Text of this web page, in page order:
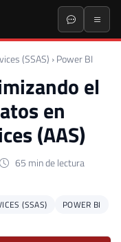
(SSAS) › Power BI
el
en
(AAS)
65 min de lectura
(SSAS) POWER BI